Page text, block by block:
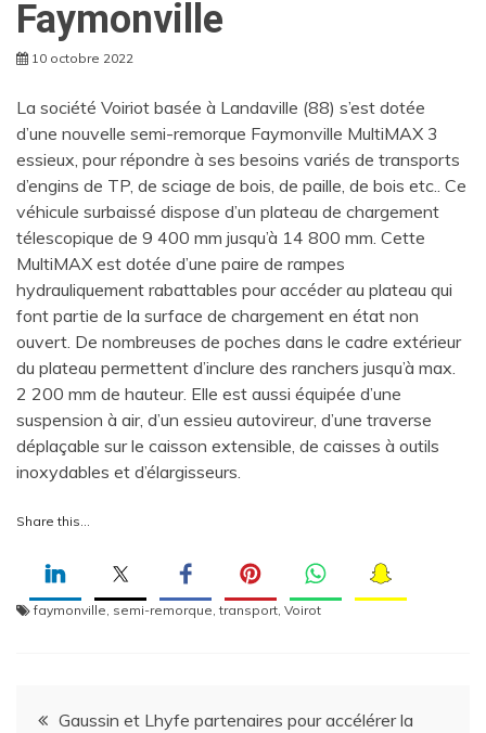
Faymonville
10 octobre 2022
La société Voiriot basée à Landaville (88) s’est dotée
d’une nouvelle semi-remorque Faymonville MultiMAX 3
essieux, pour répondre à ses besoins variés de transports
d’engins de TP, de sciage de bois, de paille, de bois etc.. Ce
véhicule surbaissé dispose d’un plateau de chargement
télescopique de 9 400 mm jusqu’à 14 800 mm. Cette
MultiMAX est dotée d’une paire de rampes
hydrauliquement rabattables pour accéder au plateau qui
font partie de la surface de chargement en état non
ouvert. De nombreuses de poches dans le cadre extérieur
du plateau permettent d’inclure des ranchers jusqu’à max.
2 200 mm de hauteur. Elle est aussi équipée d’une
suspension à air, d’un essieu autovireur, d’une traverse
déplaçable sur le caisson extensible, de caisses à outils
inoxydables et d’élargisseurs.
Share this…
faymonville, semi-remorque,transport, Voirot
Navigation
Gaussin et Lhyfe partenaires pour accélérer la